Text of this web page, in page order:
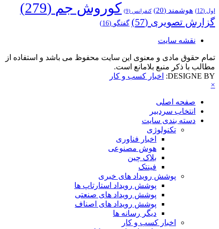
اول (12) هوشمند (20) کنفرانس (9) کوروش جم (279)
گزارش تصویری (57) گفتگو (16)
نقشه سایت
تمام حقوق مادی و معنوی این سایت محفوظ می باشد و استفاده از
مطالب با ذکر منبع بلامانع است.
DESIGNE BY:
اخبار کسب و کار
×
صفحه اصلی
انتخاب سردبیر
دسته بندی سایت
تکنولوژی
اخبار فناوری
هوش مصنوعی
بلاک چین
فینتک
پوشش رویداد های خبری
پوشش رویداد استارتاپ ها
پوشش رویداد های صنعتی
پوشش رویداد های اصناف
دیگر رسانه ها
اخبار کسب و کار